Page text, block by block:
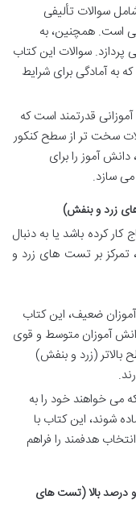
سوالات تألیفی
است. همچنین، به
سوالات این کتاب
به آمادگی برای شرایط
قدرتمند است که
سخت تر از سطح کنکور
آموز را برای
می سازد.
زرد و بنفش)
کرده باشد یا به دنبال
بر تست های زرد و
ضعیف، این کتاب
آموزان متوسط و قوی
(زرد و بنفش)
می خواهند خود را به
شوند، این کتاب با
هدفمند را فراهم
و درصد بالا (تست های